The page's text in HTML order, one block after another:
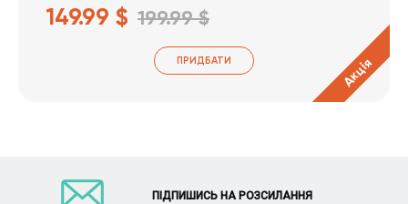
149.99 $ 199.99 $
ПРИДБАТИ Акція
ПІДПИШИСЬ НА РОЗСИЛАННЯ